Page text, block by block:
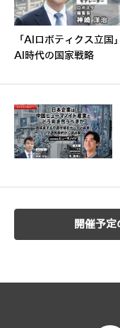
「AIロボティクス立
AI時代の国家戦略
開催予